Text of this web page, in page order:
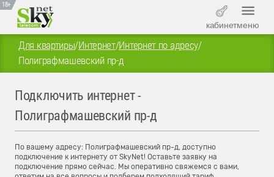
18+
кабинетменю
Для квартиры/Интернет/Интернет по адресу/
Полиграфмашевский пр-д
Подключить интернет -
Полиграфмашевский пр-д
По вашему адресу: Полиграфмашевский пр-д, доступно
подключение к интернету от SkyNet! Оставьте заявку на
подключение прямо сейчас. Мы оперативно свяжемся с вами,